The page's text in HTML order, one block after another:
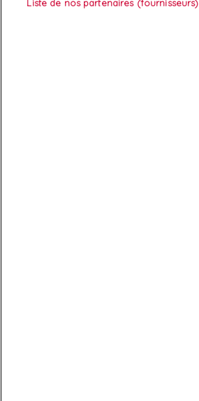
Liste de nos partenaires (fournisseurs)